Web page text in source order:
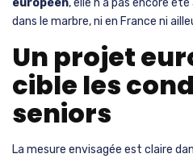
européen, elle n'a pas encore
dans le marbre, ni en France ni
Un projet
cible les
seniors
La mesure envisagée est claire